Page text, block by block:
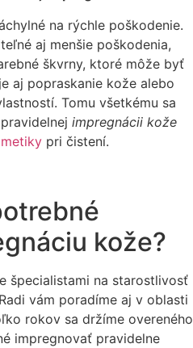
na rýchle poškodenie.
aj menšie poškodenia,
škvrny, ktoré môže byť
aj popraskanie kože alebo
Tomu všetkému sa
impregnácii kože
pri čistení.
kože?
špecialistami na starostlivosť
vám poradíme aj v oblasti
rokov sa držíme overeného
impregnovať pravidelne